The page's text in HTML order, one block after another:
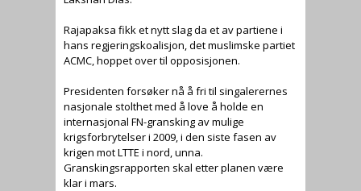
Rajapaksa fikk et nytt slag da et av partiene i
hans regjeringskoalisjon, det muslimske partiet
ACMC, hoppet over til opposisjonen.
Presidenten forsøker nå å fri til singalerernes
nasjonale stolthet med å love å holde en
internasjonal FN-gransking av mulige
krigsforbrytelser i 2009, i den siste fasen av
krigen mot LTTE i nord, unna.
Granskingsrapporten skal etter planen være
klar i mars.